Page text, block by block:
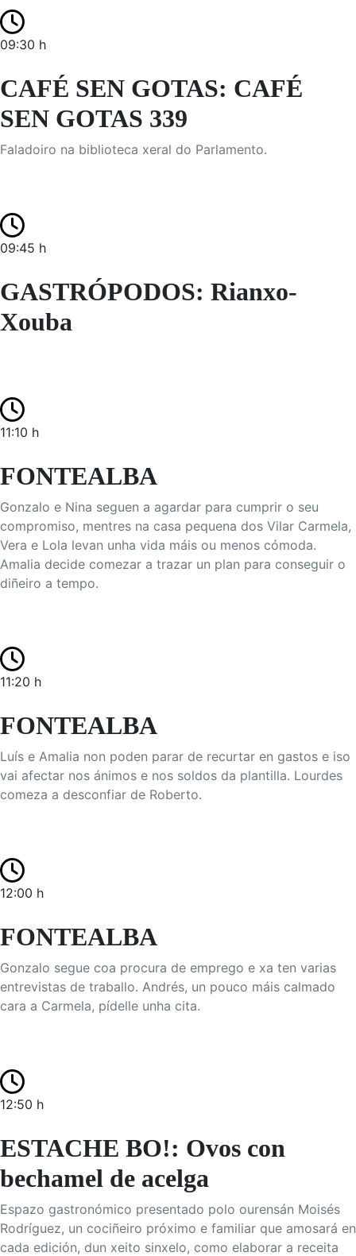
09:30 h
CAFÉ SEN GOTAS: CAFÉ
SEN GOTAS 339
Faladoiro na biblioteca xeral do Parlamento.
09:45 h
GASTRÓPODOS: Rianxo-
Xouba
11:10 h
FONTEALBA
Gonzalo e Nina seguen a agardar para cumprir o seu
compromiso, mentres na casa pequena dos Vilar Carmela,
Vera e Lola levan unha vida máis ou menos cómoda.
Amalia decide comezar a trazar un plan para conseguir o
diñeiro a tempo.
11:20 h
FONTEALBA
Luís e Amalia non poden parar de recurtar en gastos e iso
vai afectar nos ánimos e nos soldos da plantilla. Lourdes
comeza a desconfiar de Roberto.
12:00 h
FONTEALBA
Gonzalo segue coa procura de emprego e xa ten varias
entrevistas de traballo. Andrés, un pouco máis calmado
cara a Carmela, pídelle unha cita.
12:50 h
ESTACHE BO!: Ovos con
bechamel de acelga
Espazo gastronómico presentado polo ourensán Moisés
Rodríguez, un cociñeiro próximo e familiar que amosará en
cada edición, dun xeito sinxelo, como elaborar a receita